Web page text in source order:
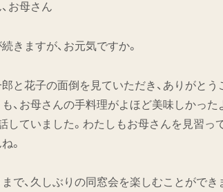
お母さん
きますが、お元気ですか。
と花子の面倒を見ていただき、ありがとう
、お母さんの手料理がよほど美味しかった
していました。わたしもお母さんを見習っ
。
で、久しぶりの同窓会を楽しむことができ